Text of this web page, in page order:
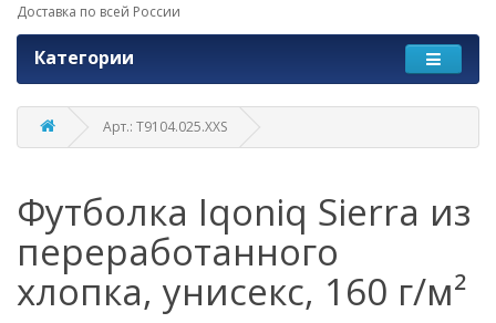
Доставка по всей России
Категории
Арт.: T9104.025.XXS
Футболка Iqoniq Sierra из
переработанного
хлопка, унисекс, 160 г/м²